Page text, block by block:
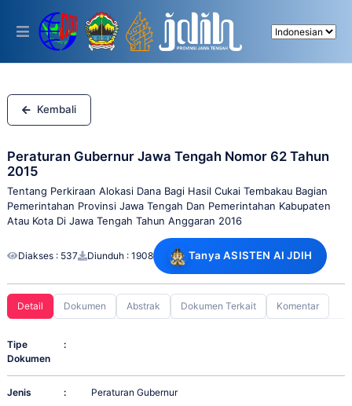
This
includes
accessibility
system.
Kembali
Peraturan Gubernur Jawa Tengah Nomor 62 Tahun
2015
Tentang Perkiraan Alokasi Dana Bagi Hasil Cukai Tembakau Bagian
Pemerintahan Provinsi Jawa Tengah Dan Pemerintahan Kabupaten
Atau Kota Di Jawa Tengah Tahun Anggaran 2016
Diakses : 537 Diunduh : 1908 Tanya ASISTEN AI JDIH
Detail Dokumen Abstrak Dokumen Terkait Komentar
Tipe
Dokumen
:
Jenis : Peraturan Gubernur